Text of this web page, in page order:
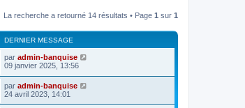
La recherche a retourné 14 résultats • Page 1 sur 1
DERNIER MESSAGE
par admin-banquise
09 janvier 2025, 13:56
par admin-banquise
24 avril 2023, 14:01